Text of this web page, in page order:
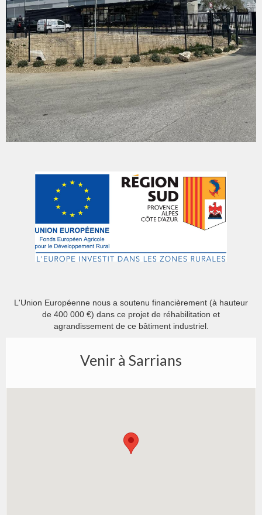
L'Union Européenne nous a soutenu financièrement (à hauteur
de 400 000 €) dans ce projet de réhabilitation et
agrandissement de ce bâtiment industriel.
Venir à Sarrians